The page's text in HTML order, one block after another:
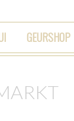
GEURSHOP